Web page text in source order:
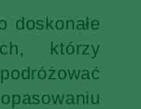
doskonałe
którzy